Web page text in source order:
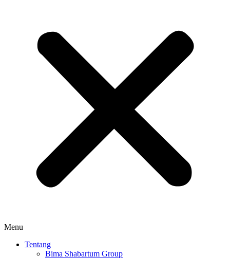
Menu
Tentang
Bima Shabartum Group